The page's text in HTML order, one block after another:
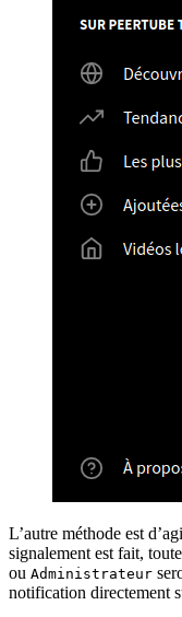
L’autre méthode est
signalement est fait,
ou Administrateur
notification directement